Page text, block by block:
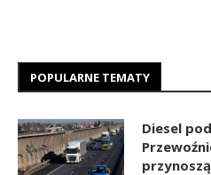
POPULARNE TEMATY
Diesel